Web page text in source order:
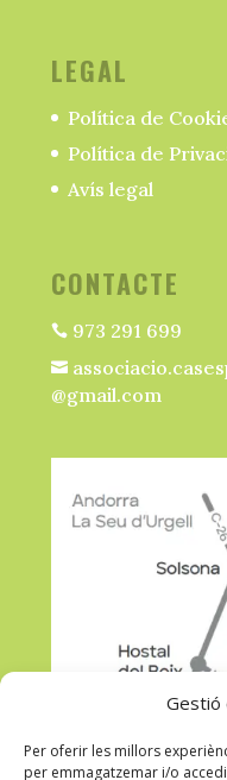
Gestió
Per oferir les millors
per emmagatzemar i/o
LEGAL
Política de
Política de
Avís legal
CONTACTE
973 291 699

@gmail.com